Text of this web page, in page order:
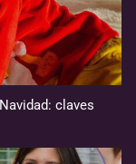
claves